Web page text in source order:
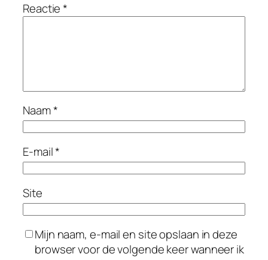
Reactie*
Naam*
E-mail*
Site
Mijn naam, e-mail en site opslaan in deze
browser voor de volgende keer wanneer ik